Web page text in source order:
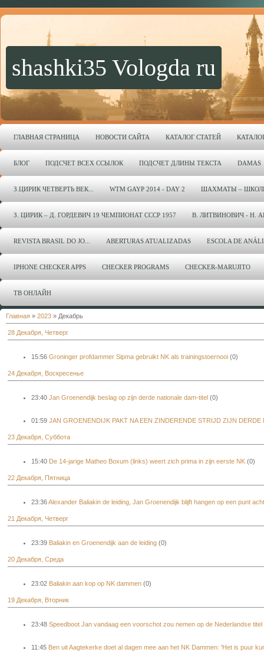
shashki35 Vologda ru
ГЛАВНАЯ СТРАНИЦА НОВОСТИ САЙТА КАТАЛОГ СТАТЕЙ
БЛОГ ПОДСЧЕТ ВСЕХ ССЫЛОК ПОДСЧЕТ ДЛИНЫ ТЕКСТА DAMAS
З.ЦИРИК ЧЕТВЕРТЬ ВЕК... WTM GAYP 2014 - DAY 2 ШАХМАТЫ –
З. ЦИРИК – Д. ГОРДЕВИЧ 19 ЧЕМПИОНАТ СССР 1957 В. ЛИТВИНОВИЧ - Н.
REVISTA BRASIL DO JO... ABERTURAS ATUALIZADAS ESCOLA DE
IPHONE CHECKER APPS CHECKER PROGRAMS CHECKER-MARUJITO
ТВ ОНЛАЙН
Главная » 2023 » Декабрь
28 Декабря, Четверг
15:56 Groninger profdammer Sipma gebruikt NK als trainingstoernooi (0)
24 Декабря, Воскресенье
23:40 Jan Groenendijk beslag op zijn derde nationale dam-titel (0)
01:59 JAN GROENENDIJK PAKT NA EEN ZINDERENDE STRIJD ZIJN DERDE
23 Декабря, Суббота
15:40 De 14-jarige Matheo Boxum (links) weert zich prima in zijn eerste NK (0)
22 Декабря, Пятница
23:36Alexander Baliakin de leiding, Jan Groenendijk blijft hangen op een punt
21 Декабря, Четверг
23:39 Baliakin en Groenendijk aan de leiding (0)
20 Декабря, Среда
23:02 Baliakin aan kop op NK dammen (0)
19 Декабря, Вторник
23:48 Speedboot Jan vandaag een voorschot zou nemen op de Nederlandse titel
11:45 Ben uit Aagtekerke doet al dagen mee aan het NK Dammen: 'Het is puur